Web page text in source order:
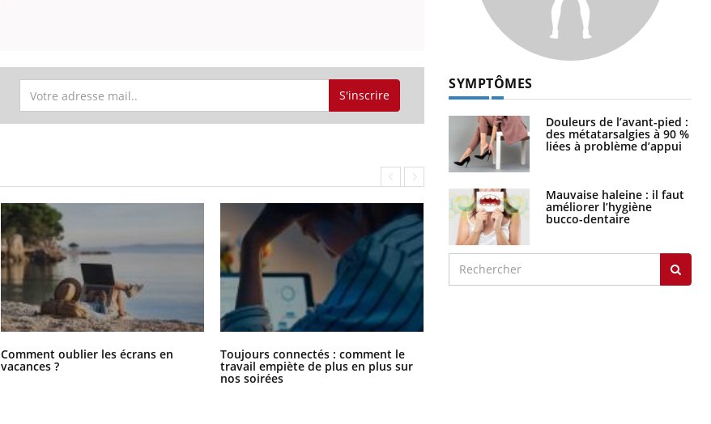
S'inscrire
Comment oublier les écrans en
vacances ?
Toujours connectés : comment le
travail empiète de plus en plus sur
nos soirées
SYMPTÔMES
Douleurs de l’avant-pied :
des métatarsalgies à 90 %
liées à problème d’appui
Mauvaise haleine : il faut
améliorer l’hygiène
bucco-dentaire